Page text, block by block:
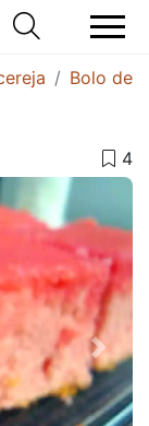
Bolo de
Next